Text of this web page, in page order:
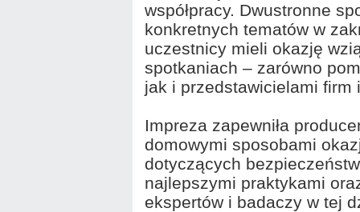
współpracy. Dwustronne
konkretnych tematów w
uczestnicy mieli okazję
spotkaniach – zarówno
jak i przedstawicielami firm
Impreza zapewniła
domowymi sposobami
dotyczących
najlepszymi praktykami
ekspertów i badaczy w tej